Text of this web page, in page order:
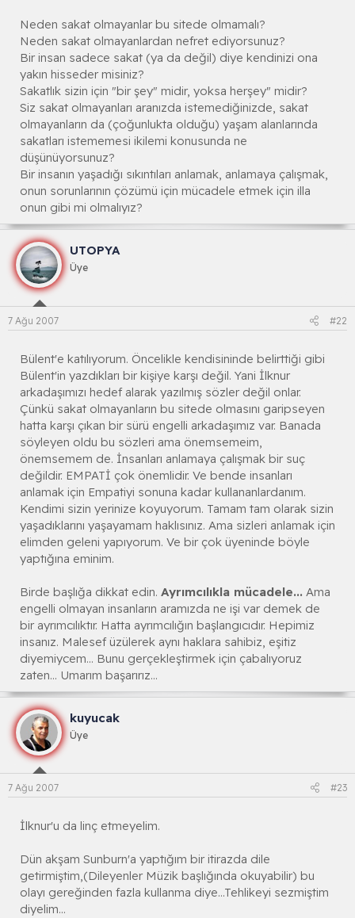
Neden sakat olmayanlar bu sitede olmamalı?
Neden sakat olmayanlardan nefret ediyorsunuz?
Bir insan sadece sakat (ya da değil) diye kendinizi ona
yakın hisseder misiniz?
Sakatlık sizin için "bir şey" midir, yoksa herşey" midir?
Siz sakat olmayanları aranızda istemediğinizde, sakat
olmayanların da (çoğunlukta olduğu) yaşam alanlarında
sakatları istememesi ikilemi konusunda ne
düşünüyorsunuz?
Bir insanın yaşadığı sıkıntıları anlamak, anlamaya çalışmak,
onun sorunlarının çözümü için mücadele etmek için illa
onun gibi mi olmalıyız?
UTOPYA
Üye
7 Ağu 2007 #22
Bülent'e katılıyorum. Öncelikle kendisininde belirttiği gibi
Bülent'in yazdıkları bir kişiye karşı değil. Yani İlknur
arkadaşımızı hedef alarak yazılmış sözler değil onlar.
Çünkü sakat olmayanların bu sitede olmasını garipseyen
hatta karşı çıkan bir sürü engelli arkadaşımız var. Banada
söyleyen oldu bu sözleri ama önemsemeim,
önemsemem de. İnsanları anlamaya çalışmak bir suç
değildir. EMPATİ çok önemlidir. Ve bende insanları
anlamak için Empatiyi sonuna kadar kullananlardanım.
Kendimi sizin yerinize koyuyorum. Tamam tam olarak sizin
yaşadıklarını yaşayamam haklısınız. Ama sizleri anlamak için
elimden geleni yapıyorum. Ve bir çok üyeninde böyle
yaptığına eminim.
Birde başlığa dikkat edin. Ayrımcılıkla mücadele... Ama
engelli olmayan insanların aramızda ne işi var demek de
bir ayrımcılıktır. Hatta ayrımcılığın başlangıcıdır. Hepimiz
insanız. Malesef üzülerek aynı haklara sahibiz, eşitiz
diyemiycem... Bunu gerçekleştirmek için çabalıyoruz
zaten... Umarım başarırız...
kuyucak
Üye
7 Ağu 2007 #23
İlknur'u da linç etmeyelim.
Dün akşam Sunburn'a yaptığım bir itirazda dile
getirmiştim,(Dileyenler Müzik başlığında okuyabilir) bu
olayı gereğinden fazla kullanma diye...Tehlikeyi sezmiştim
diyelim...